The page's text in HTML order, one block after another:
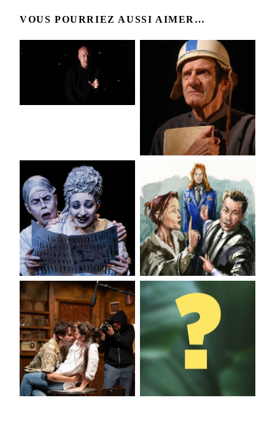
VOUS POURRIEZ AUSSI AIMER…
MONSIEUR
MOTOBÉCANE
UBU PRÉSIDENT TERREUR